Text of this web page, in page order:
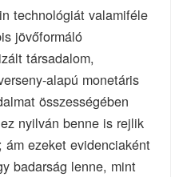
technológiát valamiféle
jövőformáló
társadalom,
alapú monetáris
összességében
nyilván benne is rejlik
ezeket evidenciaként
badarság lenne, mint